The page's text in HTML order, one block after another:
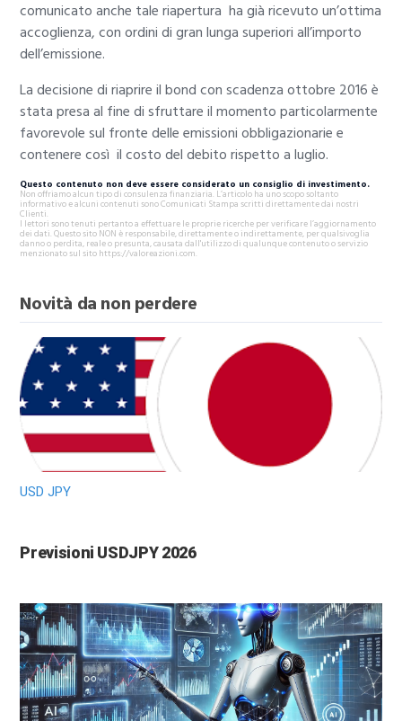
comunicato anche tale riapertura ha già ricevuto un’ottima
accoglienza, con ordini di gran lunga superiori all’importo
dell’emissione.
La decisione di riaprire il bond con scadenza ottobre 2016 è
stata presa al fine di sfruttare il momento particolarmente
favorevole sul fronte delle emissioni obbligazionarie e
contenere così il costo del debito rispetto a luglio.
Questo contenuto non deve essere considerato un consiglio di investimento.
Non offriamo alcun tipo di consulenza finanziaria. L’articolo ha uno scopo soltanto
informativo e alcuni contenuti sono Comunicati Stampa scritti direttamente dai nostri
Clienti.
I lettori sono tenuti pertanto a effettuare le proprie ricerche per verificare l’aggiornamento
dei dati. Questo sito NON è responsabile, direttamente o indirettamente, per qualsivoglia
danno o perdita, reale o presunta, causata dall'utilizzo di qualunque contenuto o servizio
menzionato sul sito https://valoreazioni.com.
Novità da non perdere
USD JPY
Previsioni USDJPY 2026